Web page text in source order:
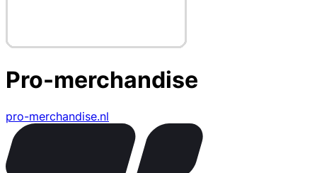
Pro-merchandise
pro-merchandise.nl